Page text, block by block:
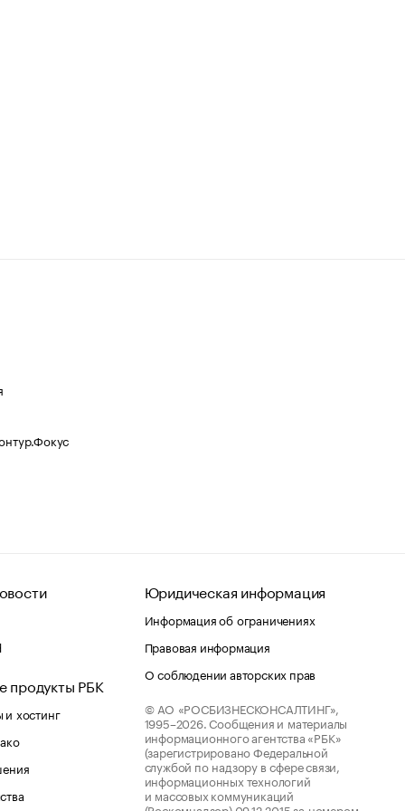
продукты РБК
хостинг
Юридическая информация
Информация об ограничениях
Правовая информация
О соблюдении авторских прав
© АО «РОСБИЗНЕСКОНСАЛТИНГ»,
1995–2026. Сообщения и материалы
информационного агентства «РБК»
(зарегистрировано Федеральной
службой по надзору в сфере связи,
информационных технологий
и массовых коммуникаций